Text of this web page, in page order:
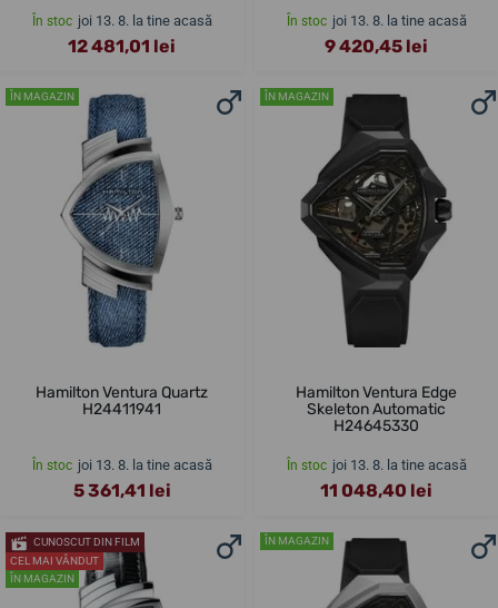
În stoc joi 13. 8. la tine acasă
12 481,01 lei
În stoc joi 13. 8. la tine acasă
9 420,45 lei
ÎN MAGAZIN
Hamilton Ventura Quartz
H24411941
În stoc joi 13. 8. la tine acasă
5 361,41 lei
ÎN MAGAZIN
Hamilton Ventura Edge
Skeleton Automatic
H24645330
În stoc joi 13. 8. la tine acasă
11 048,40 lei
CUNOSCUT DIN FILM
CEL MAI VÂNDUT
ÎN MAGAZIN
ÎN MAGAZIN